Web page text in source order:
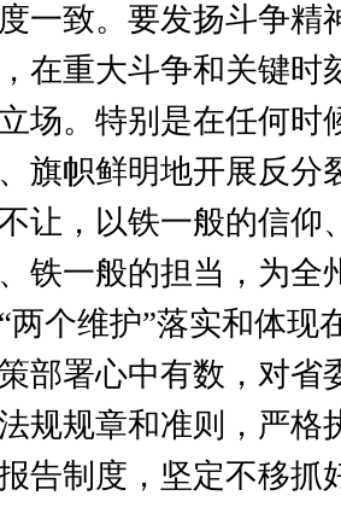
一致。要发扬斗争精
在重大斗争和关键时
场。特别是在任何时
旗帜鲜明地开展反分
让，以铁一般的信仰
铁一般的担当，为全
两个维护”落实和体现
部署心中有数，对省
规规章和准则，严格
告制度，坚定不移抓